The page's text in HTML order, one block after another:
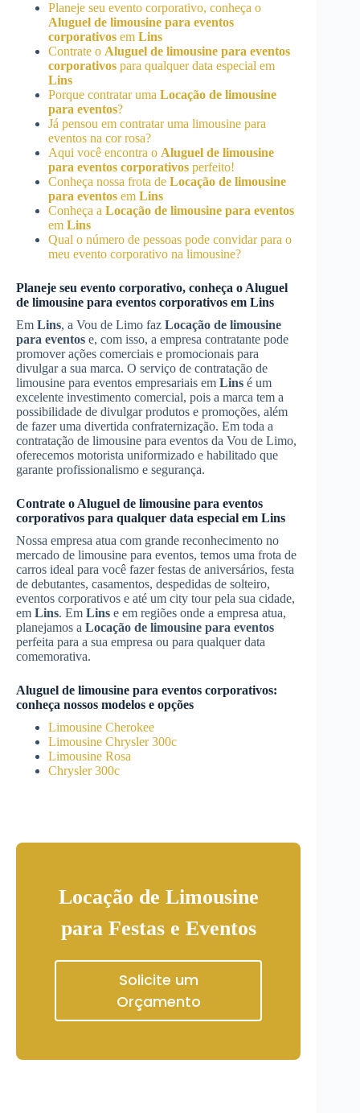
Planeje seu evento corporativo, conheça o
Aluguel de limousine para eventos
corporativos em Lins
Contrate o Aluguel de limousine para eventos
corporativos para qualquer data especial em
Lins
Porque contratar uma Locação de limousine
para eventos?
Já pensou em contratar uma limousine para
eventos na cor rosa?
Aqui você encontra o Aluguel de limousine
para eventos corporativos perfeito!
Conheça nossa frota de Locação de limousine
para eventos em Lins
Conheça a Locação de limousine para eventos
em Lins
Qual o número de pessoas pode convidar para o
meu evento corporativo na limousine?
Planeje seu evento corporativo, conheça o Aluguel
de limousine para eventos corporativos em Lins
Em Lins, a Vou de Limo faz Locação de limousine
para eventos e, com isso, a empresa contratante pode
promover ações comerciais e promocionais para
divulgar a sua marca. O serviço de contratação de
limousine para eventos empresariais em Lins é um
excelente investimento comercial, pois a marca tem a
possibilidade de divulgar produtos e promoções, além
de fazer uma divertida confraternização. Em toda a
contratação de limousine para eventos da Vou de Limo,
oferecemos motorista uniformizado e habilitado que
garante profissionalismo e segurança.
Contrate o Aluguel de limousine para eventos
corporativos para qualquer data especial em Lins
Nossa empresa atua com grande reconhecimento no
mercado de limousine para eventos, temos uma frota de
carros ideal para você fazer festas de aniversários, festa
de debutantes, casamentos, despedidas de solteiro,
eventos corporativos e até um city tour pela sua cidade,
em Lins. Em Lins e em regiões onde a empresa atua,
planejamos a Locação de limousine para eventos
perfeita para a sua empresa ou para qualquer data
comemorativa.
Aluguel de limousine para eventos corporativos:
conheça nossos modelos e opções
Limousine Cherokee
Limousine Chrysler 300c
Limousine Rosa
Chrysler 300c
Locação de Limousine
para Festas e Eventos
Solicite um
Orçamento